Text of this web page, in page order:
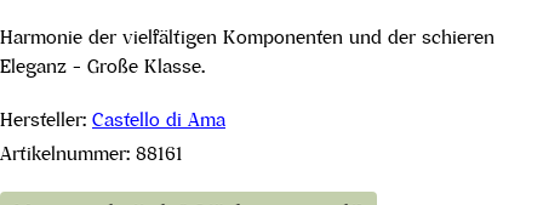
Harmonie der vielfältigen Komponenten und der schieren
Eleganz - Große Klasse.
Hersteller: Castello di Ama
Artikelnummer: 88161